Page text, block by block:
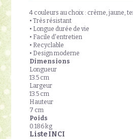
4 couleurs au choix : crème, jaune,
• Très résistant
• Longue durée de vie
• Facile d'entretien
• Recyclable
• Design moderne
Dimensions
Longueur
13.5 cm
Largeur
13.5 cm
Hauteur
7 cm
Poids
0.186 kg
Liste INCI